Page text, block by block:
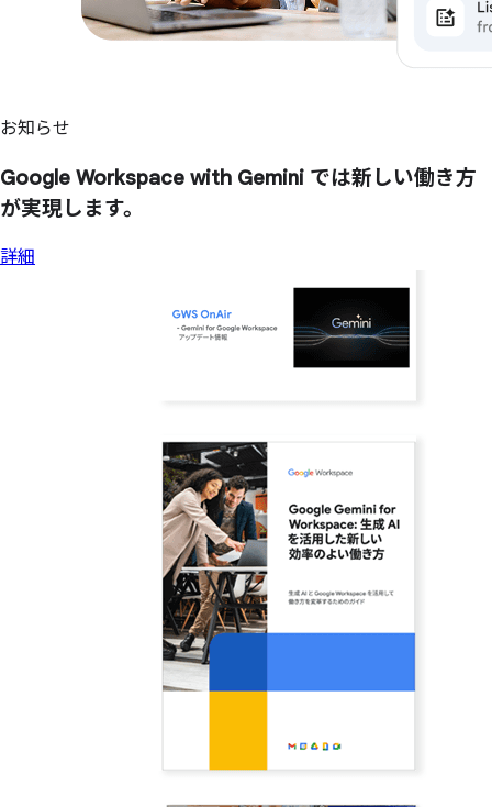
お知らせ
Google Workspace with Gemini では新しい働き方
が実現します。
詳細